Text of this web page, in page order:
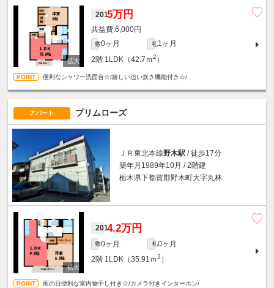
2015万円
6,000円
敷0ヶ月 礼1ヶ月
2階 1LDK（42.7ｍ2 ）
便利なシャワー洗面台☆/嬉しい追い炊き機能付き☆/
アパート プリムローズ
ＪＲ東北本線野木駅 / 徒歩17分
築年月1989年10月 / 2階建
栃木県下都賀郡野木町大字丸林
2014.2万円
敷0ヶ月 礼0ヶ月
2階 1LDK（35.91ｍ2 ）
雨の日便利な室内物干し付き☆/カメラ付きインターホン/